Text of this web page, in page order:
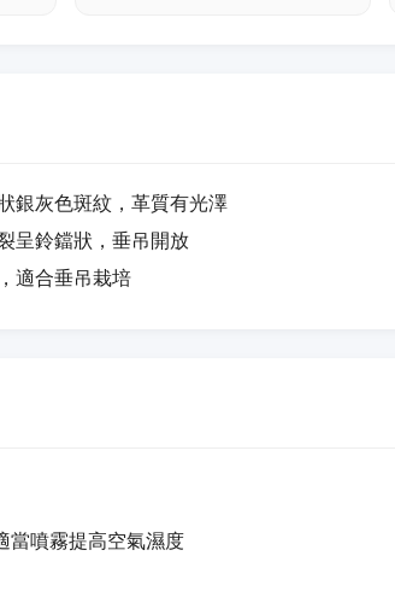
銀灰色斑紋，革質有光澤
呈鈴鐺狀，垂吊開放
適合垂吊栽培
當噴霧提高空氣濕度